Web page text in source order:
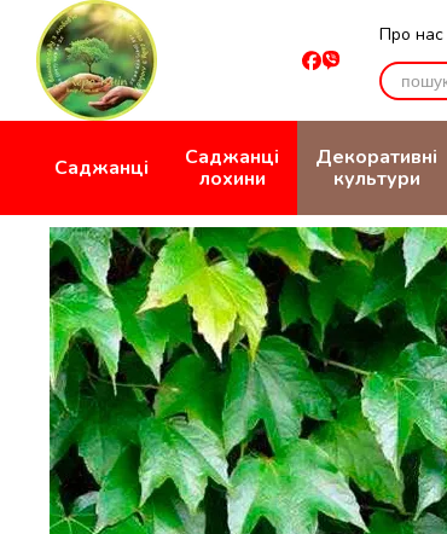
Перейти до основного контенту
Про нас
Саджанці
Саджанці
лохини
Декоративні
культури